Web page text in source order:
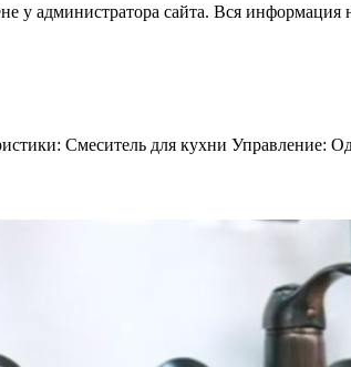
администратора сайта. Вся информация
Смеситель для кухни